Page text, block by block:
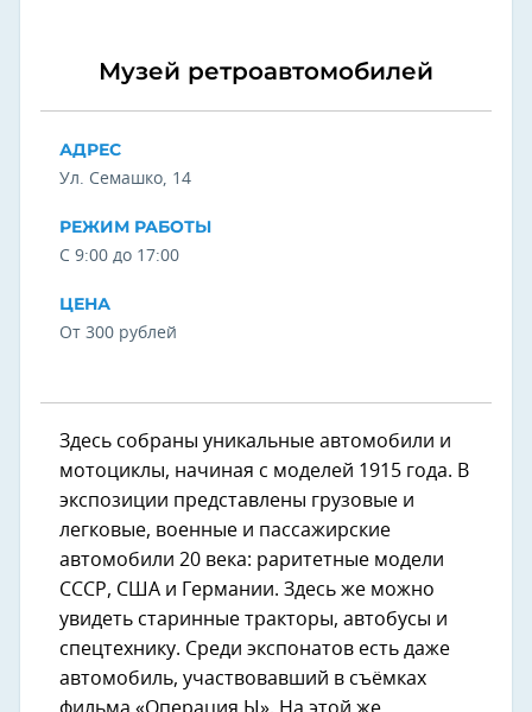
Музей ретроавтомобилей
АДРЕС
Ул. Семашко, 14
РЕЖИМ РАБОТЫ
С 9:00 до 17:00
ЦЕНА
От 300 рублей
Здесь собраны уникальные автомобили и
мотоциклы, начиная с моделей 1915 года. В
экспозиции представлены грузовые и
легковые, военные и пассажирские
автомобили 20 века: раритетные модели
СССР, США и Германии. Здесь же можно
увидеть старинные тракторы, автобусы и
спецтехнику. Среди экспонатов есть даже
автомобиль, участвовавший в съёмках